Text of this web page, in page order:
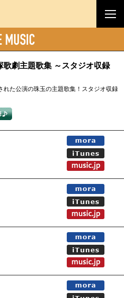
歌劇主題歌集 ～スタジオ収録
れた公演の珠玉の主題歌集！スタジオ収録